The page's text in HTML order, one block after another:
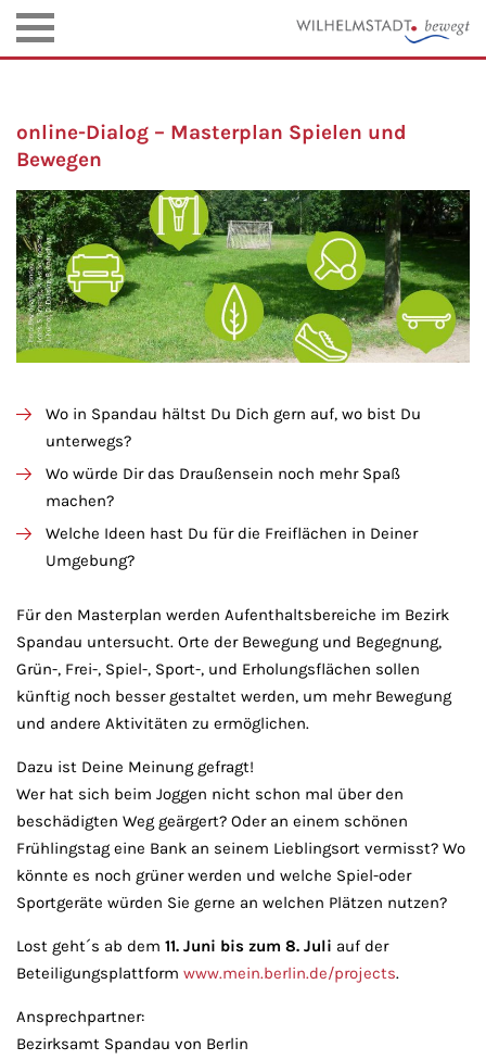
online-Dialog – Masterplan Spielen und
Bewegen
Wo in Spandau hältst Du Dich gern auf, wo bist Du
unterwegs?
Wo würde Dir das Draußensein noch mehr Spaß
machen?
Welche Ideen hast Du für die Freiflächen in Deiner
Umgebung?
Für den Masterplan werden Aufenthaltsbereiche im Bezirk
Spandau untersucht. Orte der Bewegung und Begegnung,
Grün-, Frei-, Spiel-, Sport-, und Erholungsflächen sollen
künftig noch besser gestaltet werden, um mehr Bewegung
und andere Aktivitäten zu ermöglichen.
Dazu ist Deine Meinung gefragt!
Wer hat sich beim Joggen nicht schon mal über den
beschädigten Weg geärgert? Oder an einem schönen
Frühlingstag eine Bank an seinem Lieblingsort vermisst? Wo
könnte es noch grüner werden und welche Spiel-oder
Sportgeräte würden Sie gerne an welchen Plätzen nutzen?
Lost geht´s ab dem 11. Juni bis zum 8. Juli auf der
Beteiligungsplattform www.mein.berlin.de/projects.
Ansprechpartner:
Bezirksamt Spandau von Berlin